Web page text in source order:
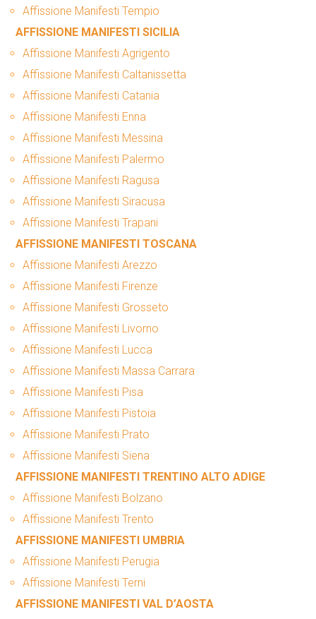
Affissione Manifesti Tempio
AFFISSIONE MANIFESTI SICILIA
Affissione Manifesti Agrigento
Affissione Manifesti Caltanissetta
Affissione Manifesti Catania
Affissione Manifesti Enna
Affissione Manifesti Messina
Affissione Manifesti Palermo
Affissione Manifesti Ragusa
Affissione Manifesti Siracusa
Affissione Manifesti Trapani
AFFISSIONE MANIFESTI TOSCANA
Affissione Manifesti Arezzo
Affissione Manifesti Firenze
Affissione Manifesti Grosseto
Affissione Manifesti Livorno
Affissione Manifesti Lucca
Affissione Manifesti Massa Carrara
Affissione Manifesti Pisa
Affissione Manifesti Pistoia
Affissione Manifesti Prato
Affissione Manifesti Siena
AFFISSIONE MANIFESTI TRENTINO ALTO ADIGE
Affissione Manifesti Bolzano
Affissione Manifesti Trento
AFFISSIONE MANIFESTI UMBRIA
Affissione Manifesti Perugia
Affissione Manifesti Terni
AFFISSIONE MANIFESTI VAL D’AOSTA